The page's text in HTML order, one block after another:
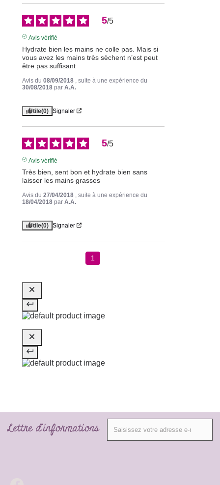
5/5
Avis vérifié
Hydrate bien les mains ne colle pas. Mais si
vous avez les mains très sèchent n’est peut
être pas suffisant
Avis du 08/09/2018 , suite à une expérience du
30/08/2018 par A.A.
Utile(0) Signaler
5/5
Avis vérifié
Très bien, sent bon et hydrate bien sans
laisser les mains grasses
Avis du 27/04/2018 , suite à une expérience du
18/04/2018 par A.A.
Utile(0) Signaler
1
Lettre d'informations